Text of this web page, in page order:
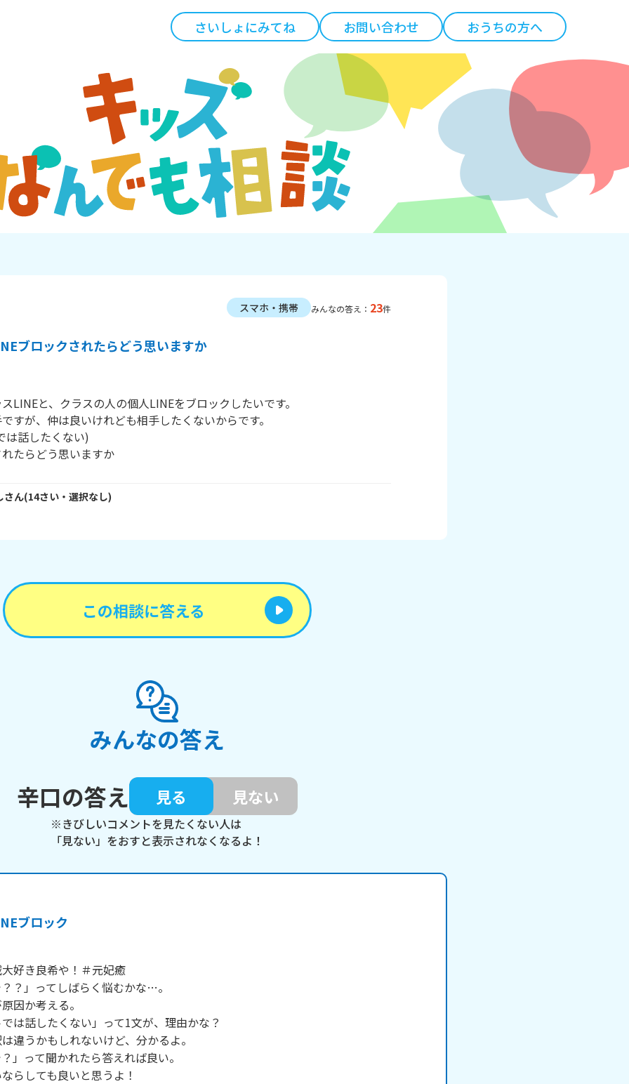
さいしょにみてね お問い合わせ おうちの方へ
スマホ・携帯 みんなの答え： 23件
ブロックされたらどう思いますか
LINEと、クラスの人の個人LINEをブロックしたいです。
すが、仲は良いけれども相手したくないからです。
は話したくない)
たらどう思いますか
さん(14さい・ 選択なし)
この相談に答える
みんなの答え
辛口の答え
見る 見ない
※きびしいコメントを見たくない人は
「見ない」をおすと表示されなくなるよ！
ブロック
好き良希や！＃元妃癒
？」ってしばらく悩むかな…。
因か考える。
は話したくない」って1文が、理由かな？
違うかもしれないけど、分かるよ。
」って聞かれたら答えれば良い。
らしても良いと思うよ！